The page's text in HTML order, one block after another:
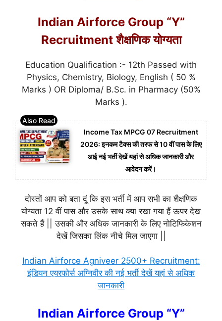
Indian Airforce Group “Y”
Recruitment शैक्षणिक योग्यता
Education Qualification :- 12th Passed with
Physics, Chemistry, Biology, English ( 50 %
Marks ) OR Diploma/ B.Sc. in Pharmacy (50%
Marks ).
Income Tax MPCG 07 Recruitment
2026: इनकम टैक्स की तरफ से 10 वीं पास के लिए
आई नई भर्ती देखें यहां से अधिक जानकारी और
आवेदन करें।
दोस्तों आप को बता दूं कि इस भर्ती में आप सभी का शैक्षणिक
योग्यता 12 वीं पास और उसके साथ क्या रखा गया हैं ऊपर देख
सकते हैं || उसकी और अधिक जानकारी के लिए नोटिफिकेशन
देखें जिसका लिंक नीचे मिल जाएगा ||
Indian Airforce Agniveer 2500+ Recruitment:
इंडियन एयरफोर्स अग्निवीर की नई भर्ती देखें यहां से अधिक
जानकारी
Indian Airforce Group “Y”